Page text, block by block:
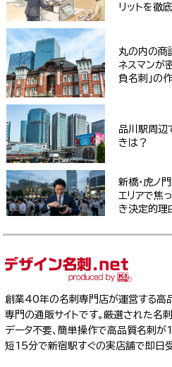
リットを徹
丸の内の商
ネスマンが
負名刺」の
品川駅周辺
きは？
新橋・虎ノ
エリアで焦
き決定的理
創業40年の名刺専門店が運営する高
専門の通販サイトです。厳選された名
データ不要、簡単操作で高品質名刺
短15分で新宿駅すぐの実店舗で即日